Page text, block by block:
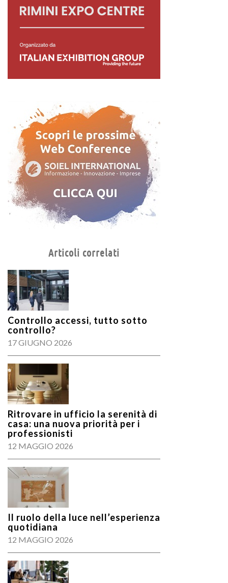
Articoli correlati
Controllo accessi, tutto sotto
controllo?
17 GIUGNO 2026
Ritrovare in ufficio la serenità di
casa: una nuova priorità per i
professionisti
12 MAGGIO 2026
Il ruolo della luce nell’esperienza
quotidiana
12 MAGGIO 2026